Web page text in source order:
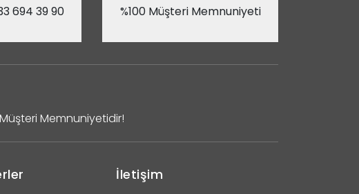
694 39 90 %100 Müşteri Memnuniyeti
Memnuniyetidir!
İletişim